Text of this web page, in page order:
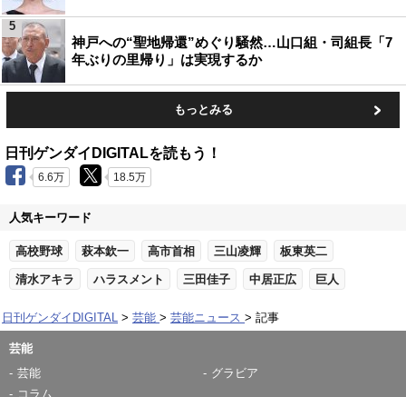
神戸への“聖地帰還”めぐり騒然…山口組・司組長「7
年ぶりの里帰り」は実現するか
5
もっとみる
日刊ゲンダイDIGITALを読もう！
6.6万 18.5万
人気キーワード
高校野球 萩本欽一 高市首相 三山凌輝 板東英二
清水アキラ ハラスメント 三田佳子 中居正広 巨人
日刊ゲンダイDIGITAL 芸能 芸能ニュース 記事
芸能
芸能
グラビア
コラム